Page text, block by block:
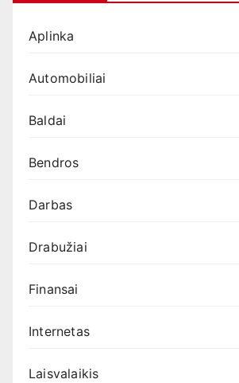
Aplinka
Automobiliai
Baldai
Bendros
Darbas
Drabužiai
Finansai
Internetas
Laisvalaikis